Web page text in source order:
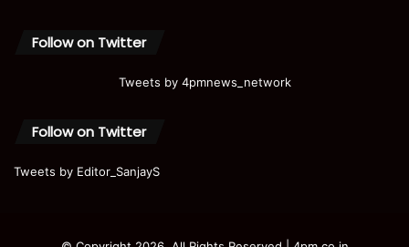
Follow on Twitter
Tweets by 4pmnews_network
Follow on Twitter
Tweets by Editor_SanjayS